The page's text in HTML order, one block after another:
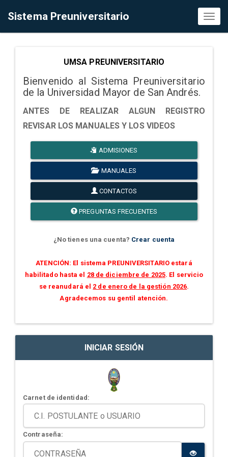
Sistema Preuniversitario
UMSA PREUNIVERSITARIO
Bienvenido al Sistema Preuniversitario
de la Universidad Mayor de San Andrés.
ANTES DE REALIZAR ALGUN REGISTRO
REVISAR LOS MANUALES Y LOS VIDEOS
ADMISIONES
MANUALES
CONTACTOS
PREGUNTAS FRECUENTES
¿No tienes una cuenta? Crear cuenta
ATENCIÓN: El sistema PREUNIVERSITARIO estará
habilitado hasta el 28 de diciembre de 2025. El servicio
se reanudará el 2 de enero de la gestión 2026.
Agradecemos su gentil atención.
INICIAR SESIÓN
Carnet de identidad:
Contraseña: